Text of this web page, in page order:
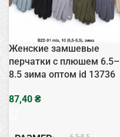
Женские замшевые
перчатки с плюшем 6.5–
8.5 зима оптом id 13736
₴